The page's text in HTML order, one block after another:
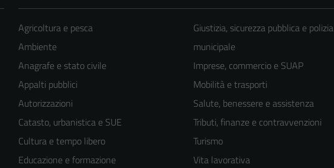
Agricoltura e pesca
Ambiente
Anagrafe e stato civile
Appalti pubblici
Autorizzazioni
Catasto, urbanistica e SUE
Cultura e tempo libero
Educazione e formazione
Giustizia, sicurezza pubblica e polizia
municipale
Imprese, commercio e SUAP
Mobilità e trasporti
Salute, benessere e assistenza
Tributi, finanze e contravvenzioni
Turismo
Vita lavorativa